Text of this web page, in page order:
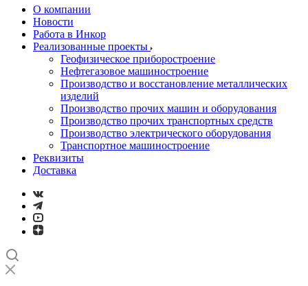
О компании
Новости
Работа в Инкор
Реализованные проекты
Геофизическое приборостроение
Нефтегазовое машиностроение
Производство и восстановление металлических
изделий
Производство прочих машин и оборудования
Производство прочих транспортных средств
Производство электрического оборудования
Транспортное машиностроение
Реквизиты
Доставка